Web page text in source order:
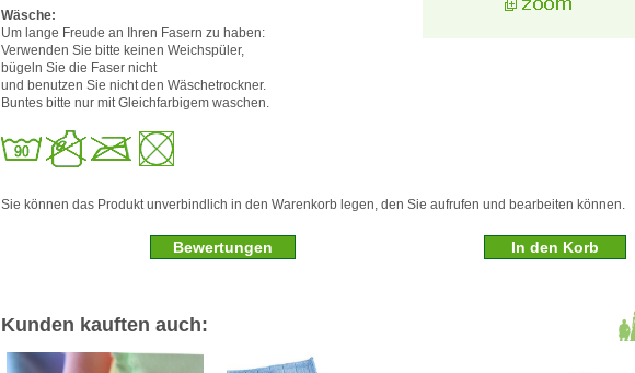
Wäsche:
Um lange Freude an Ihren Fasern zu haben:
Verwenden Sie bitte keinen Weichspüler,
bügeln Sie die Faser nicht
und benutzen Sie nicht den Wäschetrockner.
Buntes bitte nur mit Gleichfarbigem waschen.
Sie können das Produkt unverbindlich in den Warenkorb legen, den Sie aufrufen und bearbeiten können.
Bewertungen
Kunden kauften auch: